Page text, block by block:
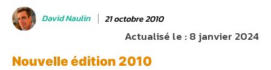
David Naulin 21 octobre 2010
Actualisé le :8 janvier 2024
Nouvelle édition 2010